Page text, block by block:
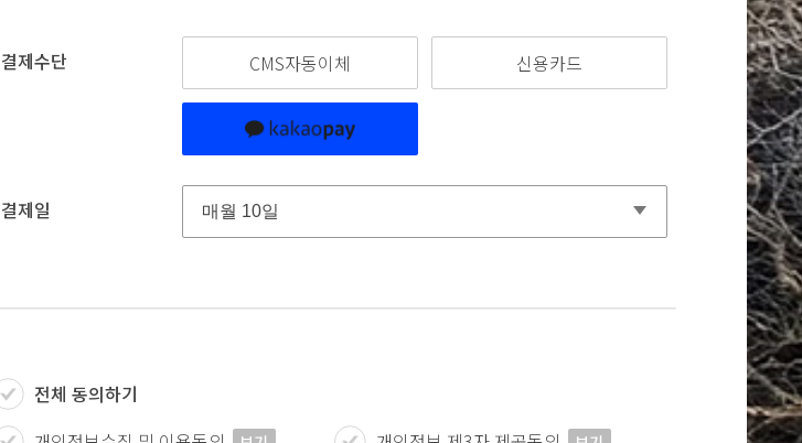
결제수단 CMS자동이체 신용카드
결제일
전체 동의하기